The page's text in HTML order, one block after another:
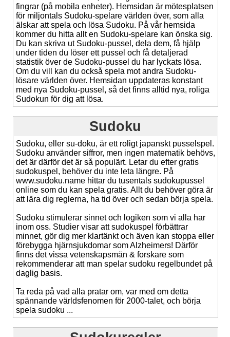
fingrar (på mobila enheter). Hemsidan är mötesplatsen
för miljontals Sudoku-spelare världen över, som alla
älskar att spela och lösa Sudoku. På vår hemsida
kommer du hitta allt en Sudoku-spelare kan önska sig.
Du kan skriva ut Sudoku-pussel, dela dem, få hjälp
under tiden du löser ett pussel och få detaljerad
statistik över de Sudoku-pussel du har lyckats lösa.
Om du vill kan du också spela mot andra Sudoku-
lösare världen över. Hemsidan uppdateras konstant
med nya Sudoku-pussel, så det finns alltid nya, roliga
Sudokun för dig att lösa.
Sudoku
Sudoku, eller su-doku, är ett roligt japanskt pusselspel.
Sudoku använder siffror, men ingen matematik behövs,
det är därför det är så populärt. Letar du efter gratis
sudokuspel, behöver du inte leta längre. På
www.sudoku.name hittar du tusentals sudokupussel
online som du kan spela gratis. Allt du behöver göra är
att lära dig reglerna, ha tid över och sedan börja spela.
Sudoku stimulerar sinnet och logiken som vi alla har
inom oss. Studier visar att sudokuspel förbättrar
minnet, gör dig mer klartänkt och även kan stoppa eller
förebygga hjärnsjukdomar som Alzheimers! Därför
finns det vissa vetenskapsmän & forskare som
rekommenderar att man spelar sudoku regelbundet på
daglig basis.
Ta reda på vad alla pratar om, var med om detta
spännande världsfenomen för 2000-talet, och börja
spela sudoku ...